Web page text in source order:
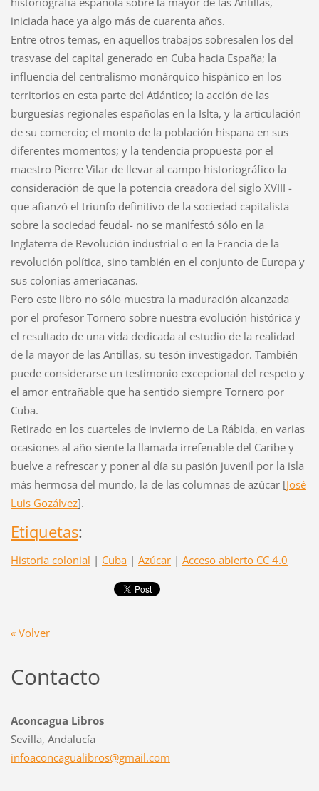
iniciada hace ya algo más de cuarenta años.
Entre otros temas, en aquellos trabajos sobresalen los del
trasvase del capital generado en Cuba hacia España; la
influencia del centralismo monárquico hispánico en los
territorios en esta parte del Atlántico; la acción de las
burguesías regionales españolas en la Islta, y la articulación
de su comercio; el monto de la población hispana en sus
diferentes momentos; y la tendencia propuesta por el
maestro Pierre Vilar de llevar al campo historiográfico la
consideración de que la potencia creadora del siglo XVIII -
que afianzó el triunfo definitivo de la sociedad capitalista
sobre la sociedad feudal- no se manifestó sólo en la
Inglaterra de Revolución industrial o en la Francia de la
revolución política, sino también en el conjunto de Europa y
sus colonias ameriacanas.
Pero este libro no sólo muestra la maduración alcanzada
por el profesor Tornero sobre nuestra evolución histórica y
el resultado de una vida dedicada al estudio de la realidad
de la mayor de las Antillas, su tesón investigador. También
puede considerarse un testimonio excepcional del respeto y
el amor entrañable que ha sentido siempre Tornero por
Cuba.
Retirado en los cuarteles de invierno de La Rábida, en varias
ocasiones al año siente la llamada irrefenable del Caribe y
buelve a refrescar y poner al día su pasión juvenil por la isla
más hermosa del mundo, la de las columnas de azúcar [José
Luis Gozálvez].
Etiquetas:
Historia colonial | Cuba | Azúcar | Acceso abierto CC 4.0
« Volver
Contacto
Aconcagua Libros
Sevilla, Andalucía
infoaconcagualibros@gmail.com